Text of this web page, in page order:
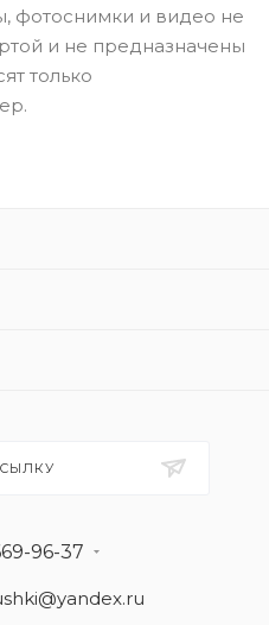
фотоснимки и видео не
и не предназначены
только
96-37